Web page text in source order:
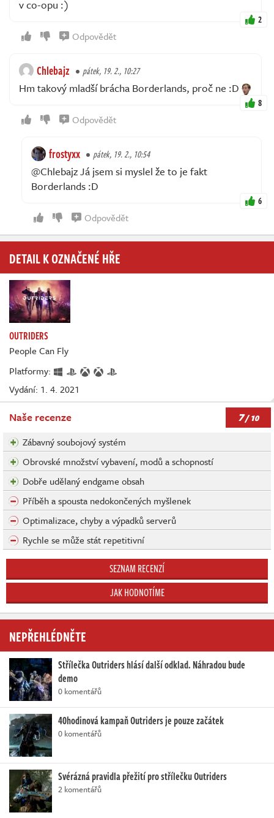
v co-opu :)
2
Odpovědět
Chlebajz pátek, 19. 2., 10:27
Hm takový mladší brácha Borderlands, proč ne :D
8
Odpovědět
frostyxx pátek, 19. 2., 10:54
@Chlebajz Já jsem si myslel že to je fakt
Borderlands :D
6
Odpovědět
DETAIL K OZNAČENÉ HŘE
OUTRIDERS
People Can Fly
Platformy:
Vydání: 1. 4. 2021
Naše recenze 7/ 10
Zábavný soubojový systém
Obrovské množství vybavení, modů a schopností
Dobře udělaný endgame obsah
Příběh a spousta nedokončených myšlenek
Optimalizace, chyby a výpadků serverů
Rychle se může stát repetitivní
SEZNAM RECENZÍ
JAK HODNOTÍME
NEPŘEHLÉDNĚTE
Střílečka Outriders hlásí další odklad. Náhradou bude
demo
0 komentářů
40hodinová kampaň Outriders je pouze začátek
0 komentářů
Svérázná pravidla přežití pro střílečku Outriders
2 komentářů